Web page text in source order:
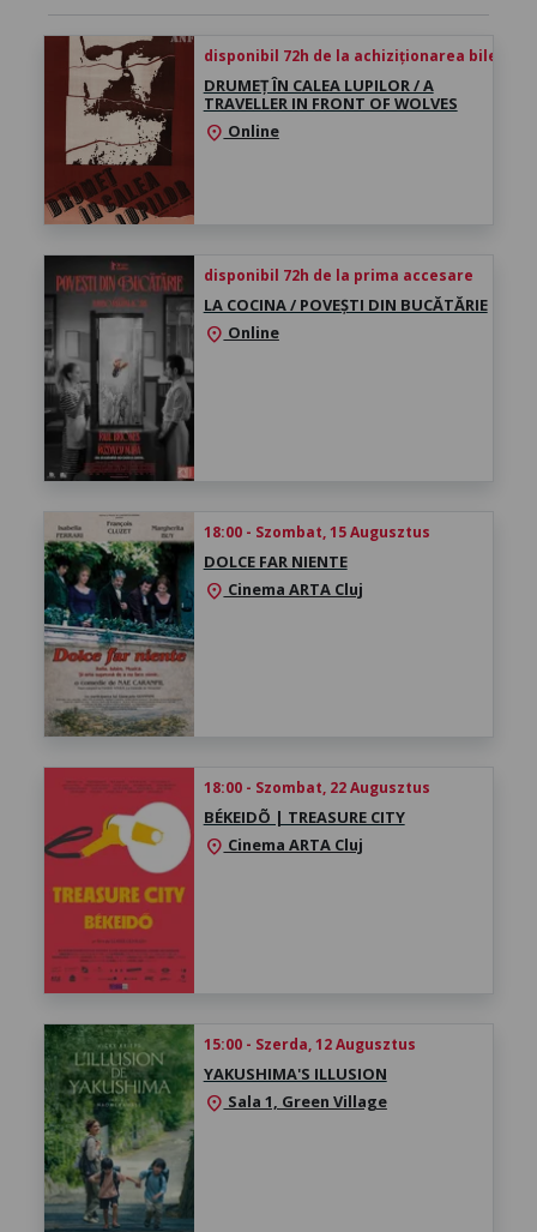
disponibil 72h de la achiziționarea biletului
DRUMEȚ ÎN CALEA LUPILOR / A
TRAVELLER IN FRONT OF WOLVES
location_on Online
disponibil 72h de la prima accesare
LA COCINA / POVEȘTI DIN BUCĂTĂRIE
location_on Online
18:00 - Szombat, 15 Augusztus
DOLCE FAR NIENTE
location_on Cinema ARTA Cluj
18:00 - Szombat, 22 Augusztus
BÉKEIDÕ | TREASURE CITY
location_on Cinema ARTA Cluj
15:00 - Szerda, 12 Augusztus
YAKUSHIMA'S ILLUSION
location_on Sala 1, Green Village